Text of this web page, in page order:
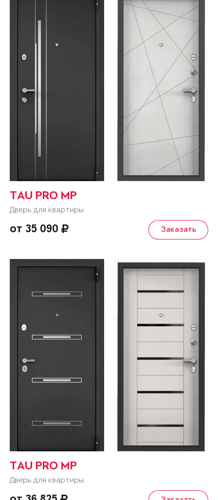
TAU PRO MP
Дверь для квартиры
от 35 090 Заказать
TAU PRO MP
Дверь для квартиры